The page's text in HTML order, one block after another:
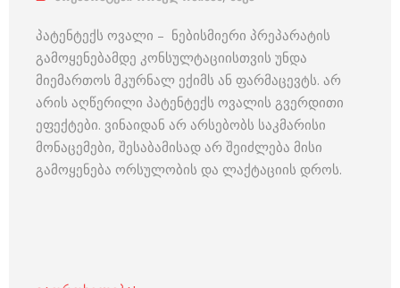
პატენტექს ოვალი – ნებისმიერი პრეპარატის
გამოყენებამდე კონსულტაციისთვის უნდა
მიემართოს მკურნალ ექიმს ან ფარმაცევტს. არ
არის აღწერილი პატენტექს ოვალის გვერდითი
ეფექტები. ვინაიდან არ არსებობს საკმარისი
მონაცემები, შესაბამისად არ შეიძლება მისი
გამოყენება ორსულობის და ლაქტაციის დროს.